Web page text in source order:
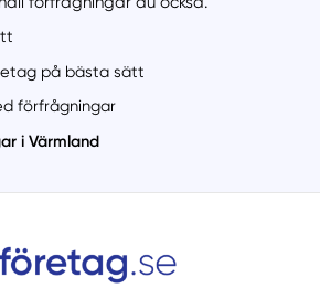
på bästa sätt
förfrågningar
i Värmland